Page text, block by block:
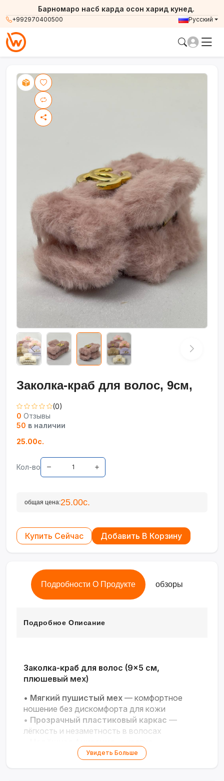
+992970400500
Барномаро насб карда осон харид кунед.
Русский
Заколка-краб для волос, 9см,
(0)
0 Отзывы
50 в наличии
25.00с.
Кол-во
общая цена:25.00с.
Купить Сейчас Добавить В Корзину
Подробности О Продукте обзоры
Подробное Описание
Заколка-краб для волос (9×5 см,
плюшевый мех)
• Мягкий пушистый мех — комфортное
ношение без дискомфорта для кожи
• Прозрачный пластиковый каркас —
лёгкость и незаметность в волосах
удерживает причёску в течение дня
Увидеть Больше